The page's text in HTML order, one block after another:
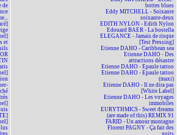
de
et
bottes blues
Eddy MITCHELL - Soixante
soixante-deux
EDITH NYLON - Edith Nylon
Edouard BAER - La bostella
ELEGANCE - Jamais de risque
[Test Pressing]
Etienne DAHO - Caribbean sea
Etienne DAHO - Des
attractions désastre
Etienne DAHO - Epaule tattoo
Etienne DAHO - Epaule tattoo
(maxi)
Etienne DAHO - Il ne dira pas
[White Label]
Etienne DAHO - Les voyages
immobiles
EURYTHMICS - Sweet dreams
(are made of this) REMIX 91
FARID - Un amour montagne
Florent PAGNY - Ça fait des
nuits